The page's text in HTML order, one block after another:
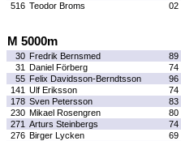
516 Teodor Broms 02
M 5000m
30 Fredrik Bernsmed 89
31 Daniel Förberg 74
55 Felix Davidsson-Berndtsson 96
141 Ulf Eriksson 74
178 Sven Petersson 83
230 Mikael Rosengren 80
271 Arturs Steinbergs 74
276 Birger Lycken 69